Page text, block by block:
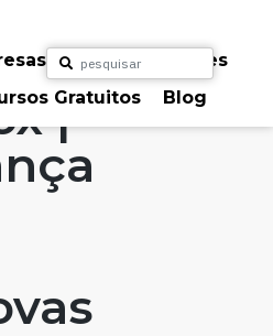
Para Particulares
Gratuitos Blog
#FLAGaffairs
|